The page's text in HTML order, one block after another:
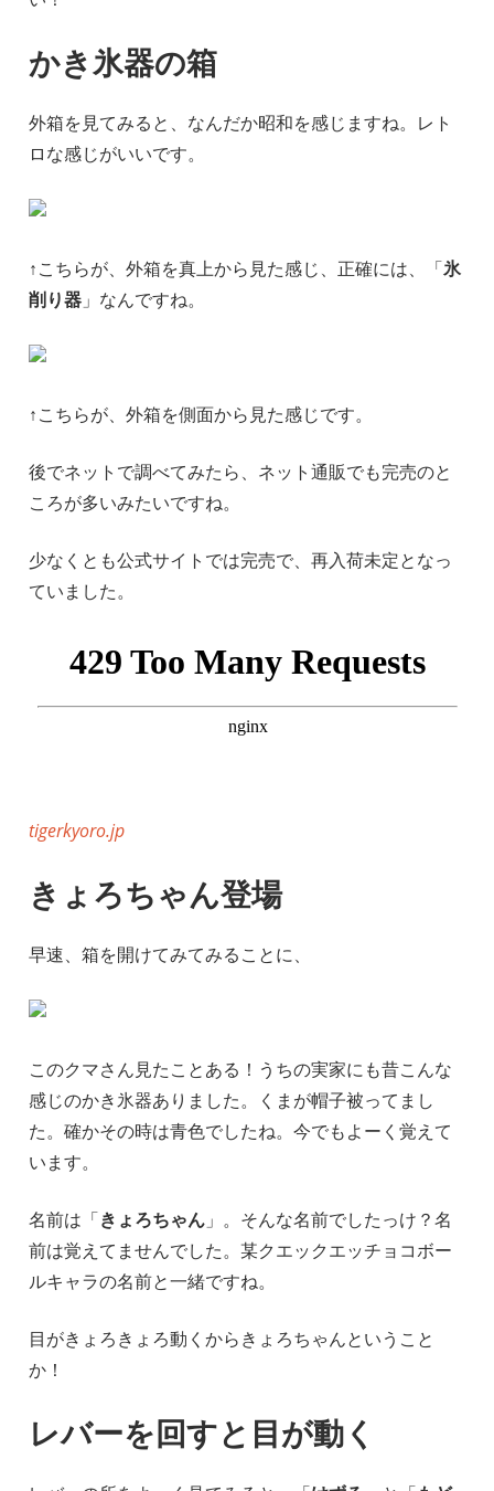
かき氷器の箱
外箱を見てみると、なんだか昭和を感じますね。レト
ロな感じがいいです。
↑こちらが、外箱を真上から見た感じ、正確には、「氷
削り器」なんですね。
↑こちらが、外箱を側面から見た感じです。
後でネットで調べてみたら、ネット通販でも完売のと
ころが多いみたいですね。
少なくとも公式サイトでは完売で、再入荷未定となっ
ていました。
tigerkyoro.jp
きょろちゃん登場
早速、箱を開けてみてみることに、
このクマさん見たことある！うちの実家にも昔こんな
感じのかき氷器ありました。くまが帽子被ってまし
た。確かその時は青色でしたね。今でもよーく覚えて
います。
名前は「きょろちゃん」。そんな名前でしたっけ？名
前は覚えてませんでした。某クエックエッチョコボー
ルキャラの名前と一緒ですね。
目がきょろきょろ動くからきょろちゃんということ
か！
レバーを回すと目が動く